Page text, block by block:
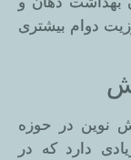
دوام بیشتری
نوین در حوزه
دارد که در